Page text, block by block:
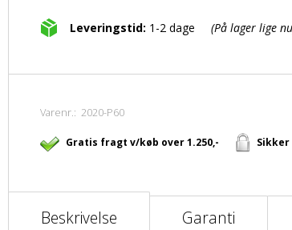
Leveringstid: 1-2 dage (På lager lige
Varenr.: 2020-P60
Gratis fragt v/køb over 1.250,-
Beskrivelse Garanti